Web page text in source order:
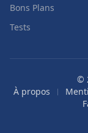
Bons Plans
Tests
©
À propos